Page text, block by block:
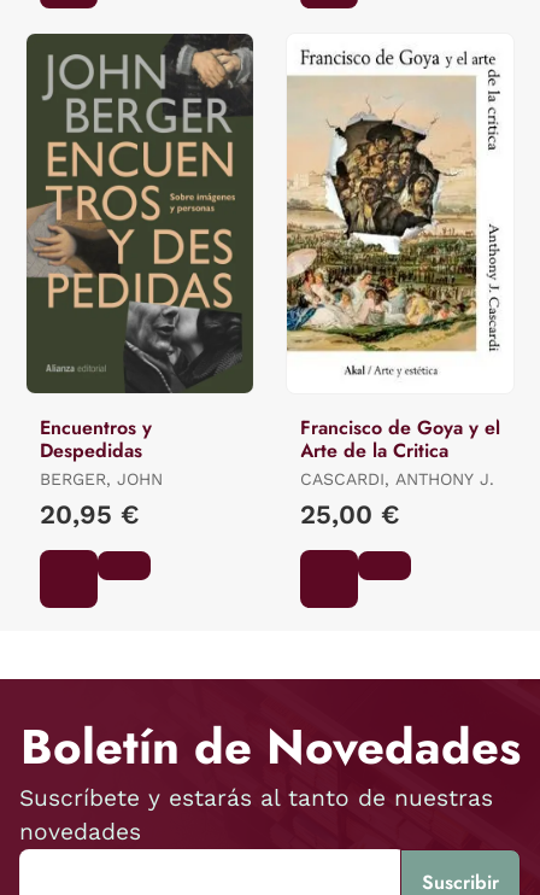
Encuentros y
Despedidas
BERGER, JOHN
20,95 €
Francisco de Goya y el
Arte de la Critica
CASCARDI, ANTHONY J.
25,00 €
Boletín de Novedades
Suscríbete y estarás al tanto de nuestras
novedades